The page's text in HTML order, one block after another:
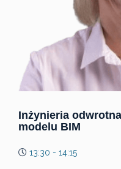
Inżynieria
modelu BIM
13:30 - 14:15